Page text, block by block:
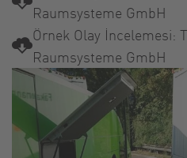
Raumsysteme GmbH
Örnek Olay İncelemesi:
Raumsysteme GmbH